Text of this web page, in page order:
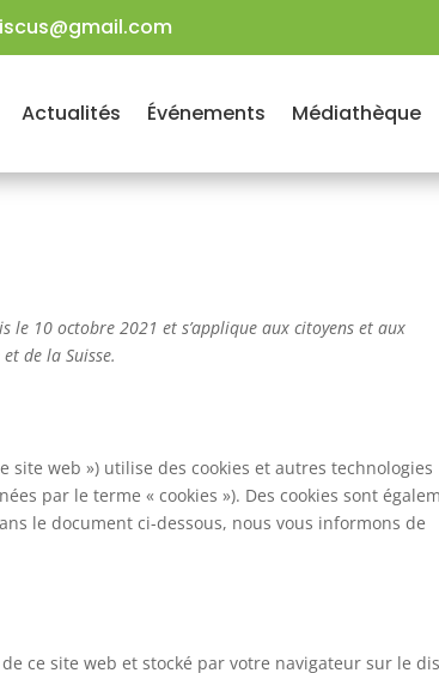
Actualités Événements Médiathèque
10 octobre 2021 et s’applique aux citoyens et aux
de la Suisse.
site web ») utilise des cookies et autres technologies
par le terme « cookies »). Des cookies sont
le document ci-dessous, nous vous informons de
ce site web et stocké par votre navigateur sur le